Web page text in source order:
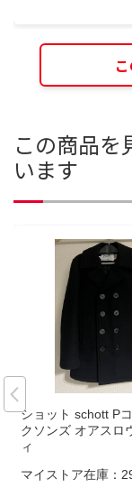
この商品を
います
ショット schott P
クソンズ オアスロ
ィ
マイストア在庫：